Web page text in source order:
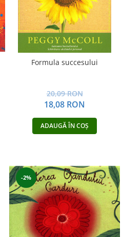
Formula succesului
20,09 RON
18,08 RON
ADAUGĂ ÎN COȘ
-2%